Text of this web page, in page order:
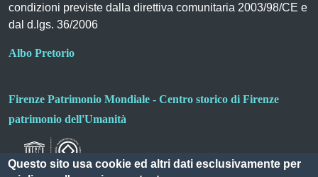
condizioni previste dalla direttiva comunitaria 2003/98/CE e
dal d.lgs. 36/2006
Albo Pretorio
Firenze Patrimonio Mondiale - Centro storico di Firenze
patrimonio dell'Umanità
Questo sito usa cookie ed altri dati esclusivamente per